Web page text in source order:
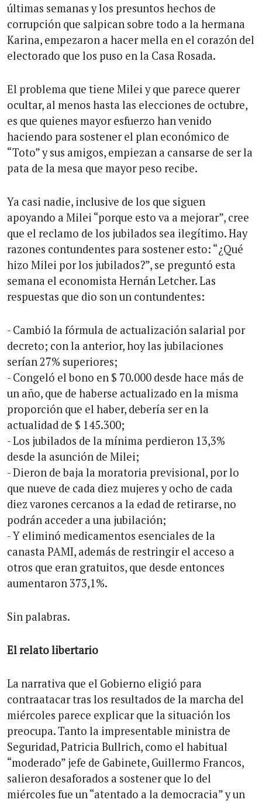
últimas semanas y los presuntos hechos de
corrupción que salpican sobre todo a la hermana
Karina, empezaron a hacer mella en el corazón del
electorado que los puso en la Casa Rosada.
El problema que tiene Milei y que parece querer
ocultar, al menos hasta las elecciones de octubre,
es que quienes mayor esfuerzo han venido
haciendo para sostener el plan económico de
“Toto” y sus amigos, empiezan a cansarse de ser la
pata de la mesa que mayor peso recibe.
Ya casi nadie, inclusive de los que siguen
apoyando a Milei “porque esto va a mejorar”, cree
que el reclamo de los jubilados sea ilegítimo. Hay
razones contundentes para sostener esto: “¿Qué
hizo Milei por los jubilados?”, se preguntó esta
semana el economista Hernán Letcher. Las
respuestas que dio son un contundentes:
- Cambió la fórmula de actualización salarial por
decreto; con la anterior, hoy las jubilaciones
serían 27% superiores;
- Congeló el bono en $ 70.000 desde hace más de
un año, que de haberse actualizado en la misma
proporción que el haber, debería ser en la
actualidad de $ 145.300;
- Los jubilados de la mínima perdieron 13,3%
desde la asunción de Milei;
- Dieron de baja la moratoria previsional, por lo
que nueve de cada diez mujeres y ocho de cada
diez varones cercanos a la edad de retirarse, no
podrán acceder a una jubilación;
- Y eliminó medicamentos esenciales de la
canasta PAMI, además de restringir el acceso a
otros que eran gratuitos, que desde entonces
aumentaron 373,1%.
Sin palabras.
El relato libertario
La narrativa que el Gobierno eligió para
contraatacar tras los resultados de la marcha del
miércoles parece explicar que la situación los
preocupa. Tanto la impresentable ministra de
Seguridad, Patricia Bullrich, como el habitual
“moderado” jefe de Gabinete, Guillermo Francos,
salieron desaforados a sostener que lo del
miércoles fue un “atentado a la democracia” y un